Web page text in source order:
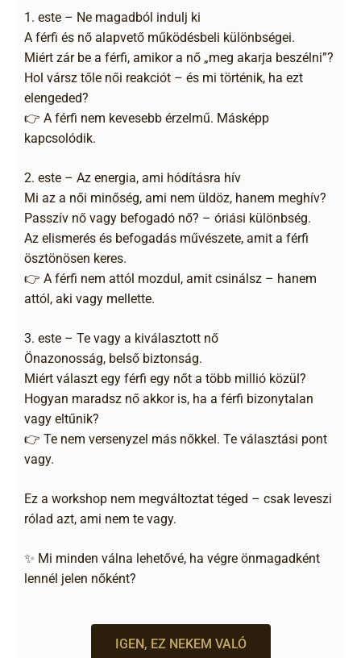
1. este – Ne magadból indulj ki
A férfi és nő alapvető működésbeli különbségei.
Miért zár be a férfi, amikor a nő „meg akarja beszélni”?
Hol vársz tőle női reakciót – és mi történik, ha ezt
elengeded?
👉 A férfi nem kevesebb érzelmű. Másképp
kapcsolódik.
2. este – Az energia, ami hódításra hív
Mi az a női minőség, ami nem üldöz, hanem meghív?
Passzív nő vagy befogadó nő? – óriási különbség.
Az elismerés és befogadás művészete, amit a férfi
ösztönösen keres.
👉 A férfi nem attól mozdul, amit csinálsz – hanem
attól, aki vagy mellette.
3. este – Te vagy a kiválasztott nő
Önazonosság, belső biztonság.
Miért választ egy férfi egy nőt a több millió közül?
Hogyan maradsz nő akkor is, ha a férfi bizonytalan
vagy eltűnik?
👉 Te nem versenyzel más nőkkel. Te választási pont
vagy.
Ez a workshop nem megváltoztat téged – csak leveszi
rólad azt, ami nem te vagy.
✨ Mi minden válna lehetővé, ha végre önmagadként
lennél jelen nőként?
IGEN, EZ NEKEM VALÓ